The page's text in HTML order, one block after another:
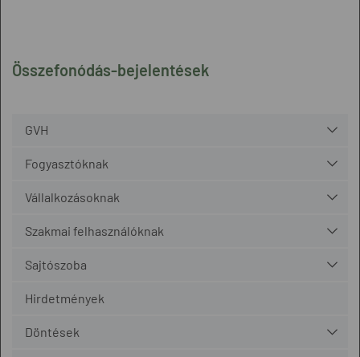
Összefonódás-bejelentések
GVH
Fogyasztóknak
Vállalkozásoknak
Szakmai felhasználóknak
Sajtószoba
Hirdetmények
Döntések